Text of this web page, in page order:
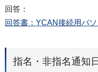
回答：
回答書：YCAN接続用パ
指名・非指名通知